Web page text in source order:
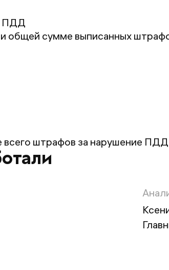
ПДД
общей сумме выписанных
всего штрафов за нарушение